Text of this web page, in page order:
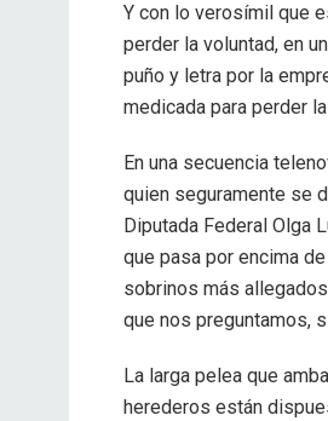
Y con lo verosímil que
perder la voluntad, en
puño y letra por la
medicada para perder
En una secuencia
quien seguramente se
Diputada Federal Olga
que pasa por encima
sobrinos más
que nos preguntamos,
La larga pelea que
herederos están